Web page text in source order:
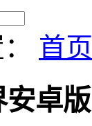
首页
安卓版